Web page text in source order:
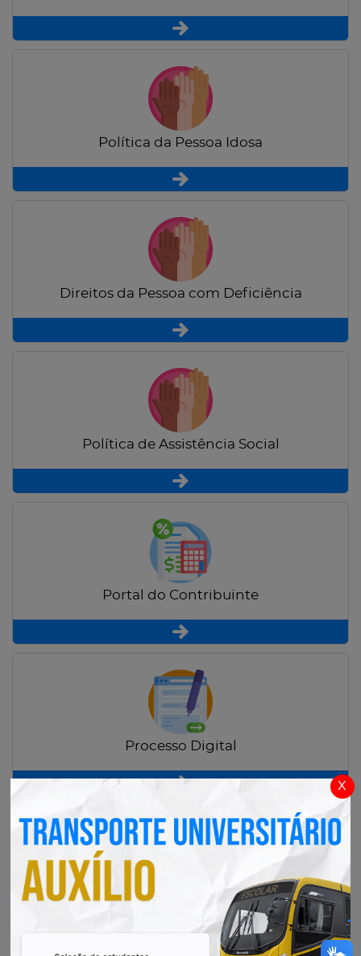
x
Política da Pessoa Idosa
Direitos da Pessoa com Deficiência
Política de Assistência Social
Portal do Contribuinte
Processo Digital
Radar Transparência Pública